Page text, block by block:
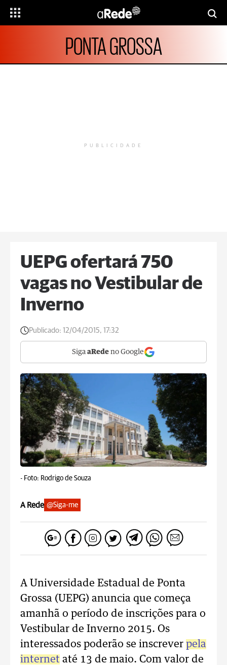
PONTA GROSSA
PUBLICIDADE
UEPG ofertará 750
vagas no Vestibular de
Inverno
Publicado: 12/04/2015, 17:32
Siga aRede no Google
- Foto: Rodrigo de Souza
A Rede @Siga-me
A Universidade Estadual de Ponta
Grossa (UEPG) anuncia que começa
amanhã o período de inscrições para o
Vestibular de Inverno 2015. Os
interessados poderão se inscrever pela
internet até 13 de maio. Com valor de